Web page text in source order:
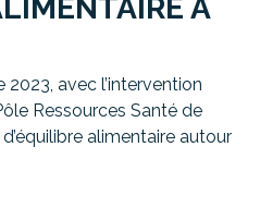
À
avec l’intervention
Ressources Santé de
alimentaire autour